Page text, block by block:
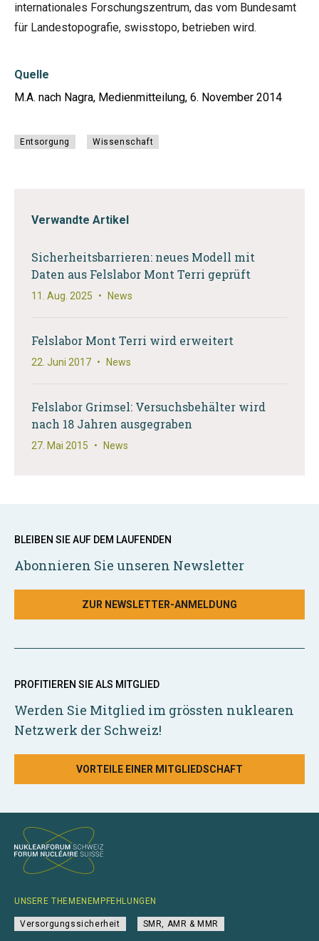
internationales Forschungszentrum, das vom Bundesamt
für Landestopografie, swisstopo, betrieben wird.
Quelle
M.A. nach Nagra, Medienmitteilung, 6. November 2014
Entsorgung Wissenschaft
Verwandte Artikel
Sicherheitsbarrieren: neues Modell mit
Daten aus Felslabor Mont Terri geprüft
11. Aug. 2025 • News
Felslabor Mont Terri wird erweitert
22. Juni 2017 • News
Felslabor Grimsel: Versuchsbehälter wird
nach 18 Jahren ausgegraben
27. Mai 2015 • News
BLEIBEN SIE AUF DEM LAUFENDEN
Abonnieren Sie unseren Newsletter
ZUR NEWSLETTER-ANMELDUNG
PROFITIEREN SIE ALS MITGLIED
Werden Sie Mitglied im grössten nuklearen
Netzwerk der Schweiz!
VORTEILE EINER MITGLIEDSCHAFT
UNSERE THEMENEMPFEHLUNGEN
Versorgungssicherheit SMR, AMR & MMR